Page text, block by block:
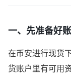
一、先准备好
在币安进行现货
货账户里有可用